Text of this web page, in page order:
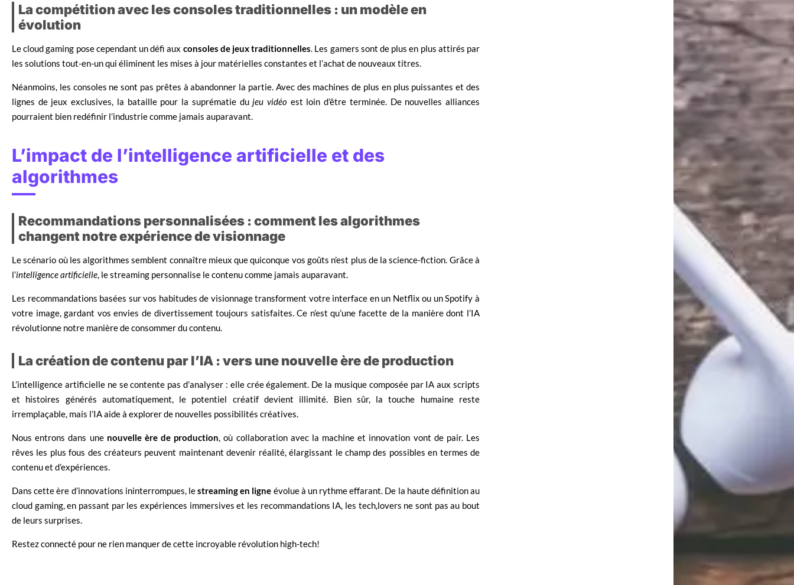
La compétition avec les consoles traditionnelles : un modèle en
évolution
Le cloud gaming pose cependant un défi aux consoles de jeux traditionnelles. Les gamers sont de plus en plus attirés par
les solutions tout-en-un qui éliminent les mises à jour matérielles constantes et l’achat de nouveaux titres.
Néanmoins, les consoles ne sont pas prêtes à abandonner la partie. Avec des machines de plus en plus puissantes et des
lignes de jeux exclusives, la bataille pour la suprématie dujeu vidéoest loin d’être terminée. De nouvelles alliances
pourraient bien redéfinir l’industrie comme jamais auparavant.
L’impact de l’intelligence artificielle et des
algorithmes
Recommandations personnalisées : comment les algorithmes
changent notre expérience de visionnage
Le scénario où les algorithmes semblent connaître mieux que quiconque vos goûts n’est plus de la science-fiction. Grâce à
l’intelligence artificielle, le streaming personnalise le contenu comme jamais auparavant.
Les recommandations basées sur vos habitudes de visionnage transforment votre interface en un Netflix ou un Spotify à
votre image, gardant vos envies de divertissement toujours satisfaites. Ce n’est qu’une facette de la manière dont l’IA
révolutionne notre manière de consommer du contenu.
La création de contenu par l’IA : vers une nouvelle ère de production
L’intelligence artificielle ne se contente pas d’analyser : elle crée également. De la musique composée par IA aux scripts
et histoires générés automatiquement, le potentiel créatif devient illimité. Bien sûr, la touche humaine reste
irremplaçable, mais l’IA aide à explorer de nouvelles possibilités créatives.
Nous entrons dans une nouvelle ère de production, où collaboration avec la machine et innovation vont de pair. Les
rêves les plus fous des créateurs peuvent maintenant devenir réalité, élargissant le champ des possibles en termes de
contenu et d’expériences.
Dans cette ère d’innovations ininterrompues, lestreaming en ligne évolue à un rythme effarant. De la haute définition au
cloud gaming, en passant par les expériences immersives et les recommandations IA, les tech,lovers ne sont pas au bout
de leurs surprises.
Restez connecté pour ne rien manquer de cette incroyable révolution high-tech!